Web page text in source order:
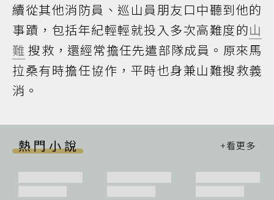
續從其他消防員、巡山員朋友口中聽到他的
事蹟，包括年紀輕輕就投入多次高難度的山
難 搜救，還經常擔任先遣部隊成員。原來馬
拉桑有時擔任協作，平時也身兼山難搜救義
消。
熱門小說